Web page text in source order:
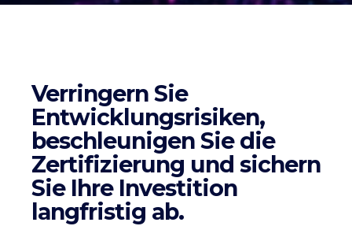
Verringern Sie
Entwicklungsrisiken,
beschleunigen Sie die
Zertifizierung und sichern
Sie Ihre Investition
langfristig ab.